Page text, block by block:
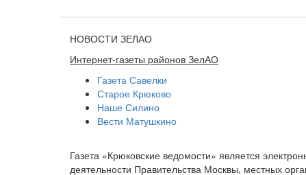
НОВОСТИ ЗЕЛАО
Интернет-газеты районов ЗелАО
Газета Савелки
Старое Крюково
Наше Силино
Вести Матушкино
Газета «Крюковские ведомости» является
деятельности Правительства Москвы, местных